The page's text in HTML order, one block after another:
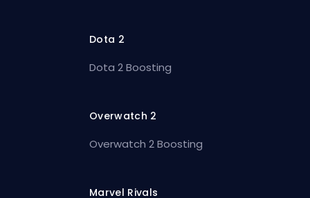
Dota 2
Dota 2 Boosting
Overwatch 2
Overwatch 2 Boosting
Marvel Rivals